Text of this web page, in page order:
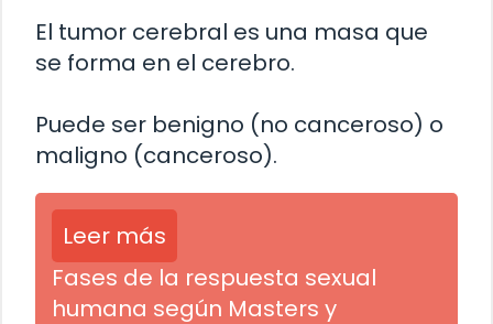
El tumor cerebral es una masa que
se forma en el cerebro.
Puede ser benigno (no canceroso) o
maligno (canceroso).
Leer más
Fases de la respuesta sexual
humana según Masters y